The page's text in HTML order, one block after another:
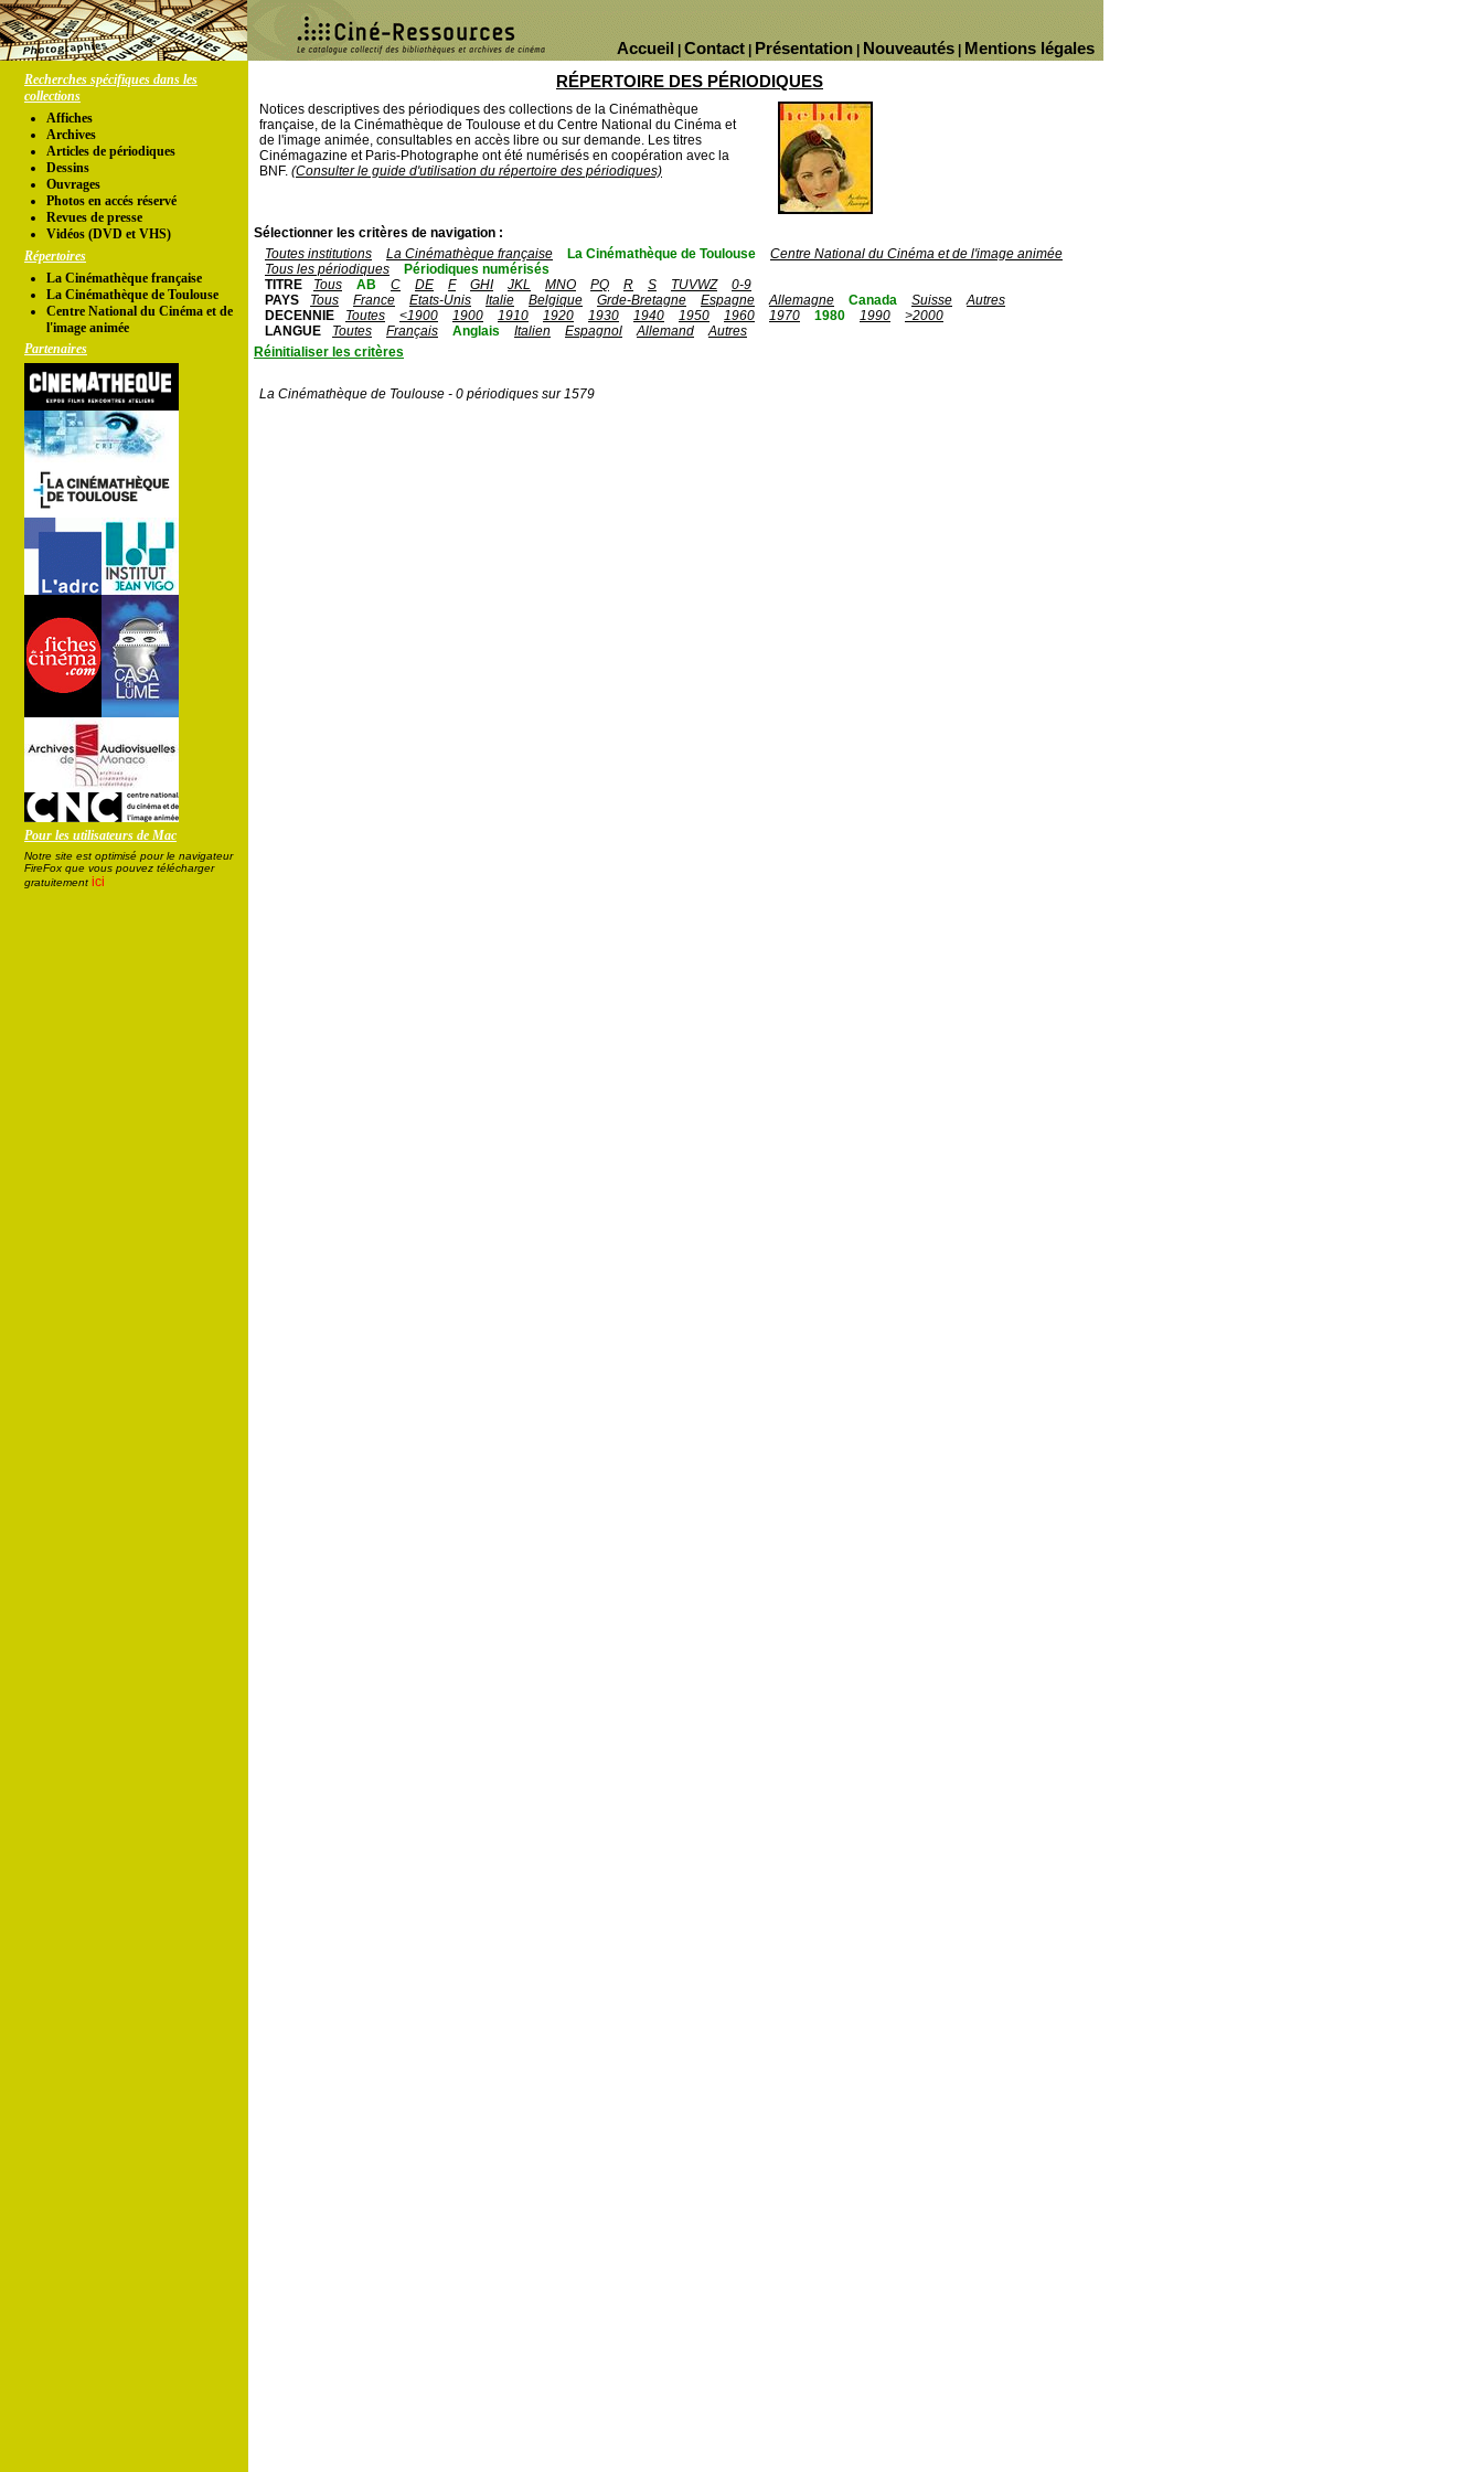
Mentions légales
Nouveautés
Présentation
Contact
Accueil
Recherches spécifiques dans les
collections
Affiches
Archives
Articles de périodiques
Dessins
Ouvrages
Photos en accés réservé
Revues de presse
Vidéos (DVD et VHS)
Répertoires
La Cinémathèque française
La Cinémathèque de Toulouse
Centre National du Cinéma et de
l'image animée
Partenaires
Pour les utilisateurs de Mac
Notre site est optimisé pour le navigateur
FireFox que vous pouvez télécharger
gratuitement ici
RÉPERTOIRE DES PÉRIODIQUES
Notices descriptives des périodiques des collections de la Cinémathèque
française, de la Cinémathèque de Toulouse et du Centre National du Cinéma et
de l'image animée, consultables en accès libre ou sur demande. Les titres
Cinémagazine et Paris-Photographe ont été numérisés en coopération avec la
BNF. (Consulter le guide d'utilisation du répertoire des périodiques)
Sélectionner les critères de navigation :
Toutes institutions
La Cinémathèque française La Cinémathèque de Toulouse
Centre National du Cinéma et de l'image animée
Tous les périodiques
Périodiques numérisés
TITRE
Tous AB C DE F GHI JKL MNO PQ R S TUVWZ
0-9
PAYS
Tous France Etats-Unis Italie Belgique Grde-Bretagne Espagne Allemagne Canada Suisse
Autres
DECENNIE
Toutes <1900 1900 1910 1920 1930 1940 1950 1960 1970 1980 1990
>2000
LANGUE
Toutes Français Anglais Italien Espagnol Allemand
Autres
Réinitialiser les critères
La Cinémathèque de Toulouse - 0 périodiques sur 1579